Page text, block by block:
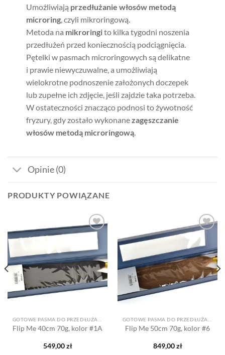
Umożliwiają przedłużanie włosów metodą
microring, czyli mikroringową.
Metoda na mikroringito kilka tygodni noszenia
przedłużeń przed koniecznością podciągnięcia.
Pętelki w pasmach microringowych są delikatne
i prawie niewyczuwalne, a umożliwiają
wielokrotne podnoszenie założonych doczepek
lub zupełne ich zdjęcie, jeśli zajdzie taka potrzeba.
W ostateczności znacząco podnosi to żywotność
fryzury, gdy zostało wykonanezagęszczanie
włosów metodą microringową.
Opinie (0)
PRODUKTY POWIĄZANE
Dodaj
do listy
życzeń
GOTOWE PASMA DO PRZEDŁUŻANIA
Flip Me 40cm 70g, kolor #1A
549,00zł
Dodaj
do listy
życzeń
GOTOWE PASMA DO PRZEDŁUŻANIA
Flip Me 50cm 70g, kolor #6
849,00zł